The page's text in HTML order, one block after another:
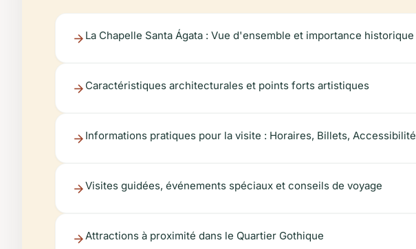
La Chapelle Santa Ágata : Vue d'ensemble et importance historique
Caractéristiques architecturales et points forts artistiques
Informations pratiques pour la visite : Horaires, Billets, Accessibilité
Visites guidées, événements spéciaux et conseils de voyage
Attractions à proximité dans le Quartier Gothique